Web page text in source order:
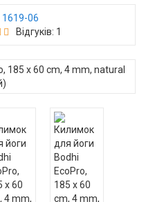
1619-06
Відгуків: 1